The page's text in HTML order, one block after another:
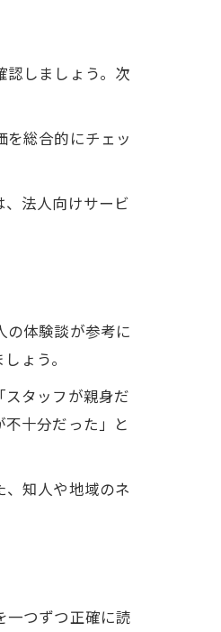
しましょう。次
総合的にチェッ
法人向けサービ
体験談が参考に
ょう。
タッフが親身だ
十分だった」と
知人や地域のネ
つずつ正確に読